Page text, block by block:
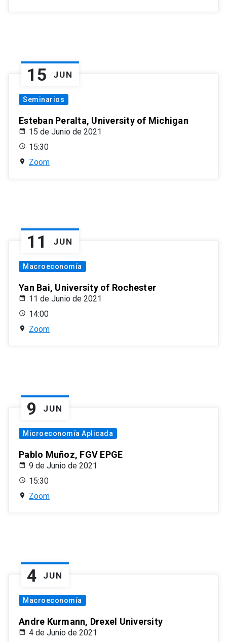
15 JUN
Seminarios
Esteban Peralta, University of Michigan
15 de Junio de 2021
15:30
Zoom
11 JUN
Macroeconomía
Yan Bai, University of Rochester
11 de Junio de 2021
14:00
Zoom
9 JUN
Microeconomía Aplicada
Pablo Muñoz, FGV EPGE
9 de Junio de 2021
15:30
Zoom
4 JUN
Macroeconomía
Andre Kurmann, Drexel University
4 de Junio de 2021